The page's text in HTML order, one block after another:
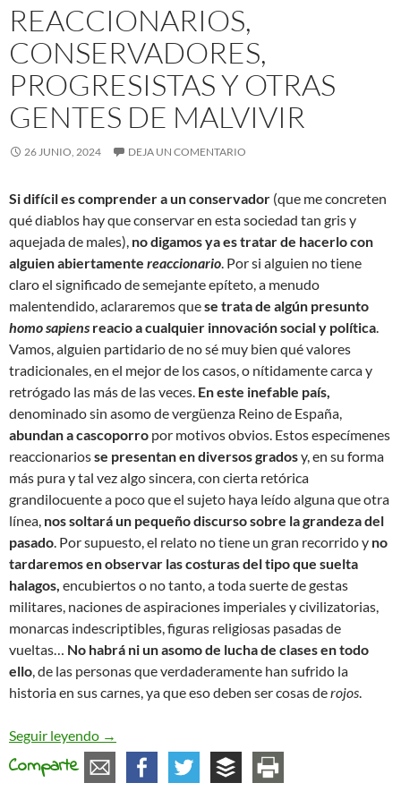
REACCIONARIOS,
CONSERVADORES,
PROGRESISTAS Y OTRAS
GENTES DE MALVIVIR
26 JUNIO, 2024 DEJA UN COMENTARIO
Si difícil es comprender a un conservador (que me concreten
qué diablos hay que conservar en esta sociedad tan gris y
aquejada de males), no digamos ya es tratar de hacerlo con
alguien abiertamente reaccionario . Por si alguien no tiene
claro el significado de semejante epíteto, a menudo
malentendido, aclararemos quese trata de algún presunto
homo sapiens reacio a cualquier innovación social y política
Vamos, alguien partidario de no sé muy bien qué valores
tradicionales, en el mejor de los casos, o nítidamente carca y
retrógado las más de las veces. En este inefable país,
denominado sin asomo de vergüenza Reino de España,
abundan a cascoporro por motivos obvios. Estos especímenes
reaccionariosse presentan en diversos gradosy, en su forma
más pura y tal vez algo sincera, con cierta retórica
grandilocuente a poco que el sujeto haya leído alguna que otra
línea, nos soltará un pequeño discurso sobre la grandeza del
pasado . Por supuesto, el relato no tiene un gran recorrido y no
tardaremos en observar las costuras del tipo que suelta
halagos, encubiertos o no tanto, a toda suerte de gestas
militares, naciones de aspiraciones imperiales y civilizatorias,
monarcas indescriptibles, figuras religiosas pasadas de
vueltas… No habrá ni un asomo de lucha de clases en todo
ello , de las personas que verdaderamente han sufrido la
historia en sus carnes, ya que eso deben ser cosas derojos
Seguir leyendo Reaccionarios, conservadores, progresistas y
→
Comparte